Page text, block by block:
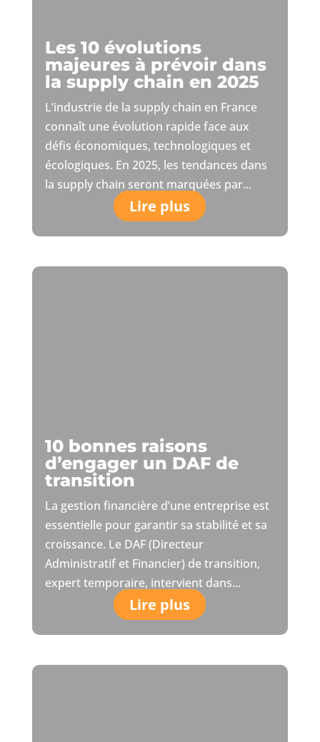
Les 10 évolutions
majeures à prévoir dans
la supply chain en 2025
L’industrie de la supply chain en France
connaît une évolution rapide face aux
défis économiques, technologiques et
écologiques. En 2025, les tendances dans
la supply chain seront marquées par...
Lire plus
10 bonnes raisons
d’engager un DAF de
transition
La gestion financière d’une entreprise est
essentielle pour garantir sa stabilité et sa
croissance. Le DAF (Directeur
Administratif et Financier) de transition,
expert temporaire, intervient dans...
Lire plus